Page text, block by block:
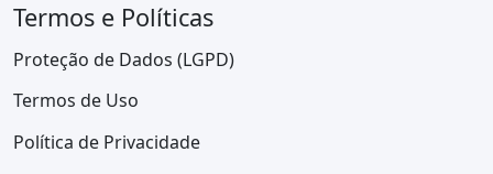
Termos e Políticas
Proteção de Dados (LGPD)
Termos de Uso
Política de Privacidade